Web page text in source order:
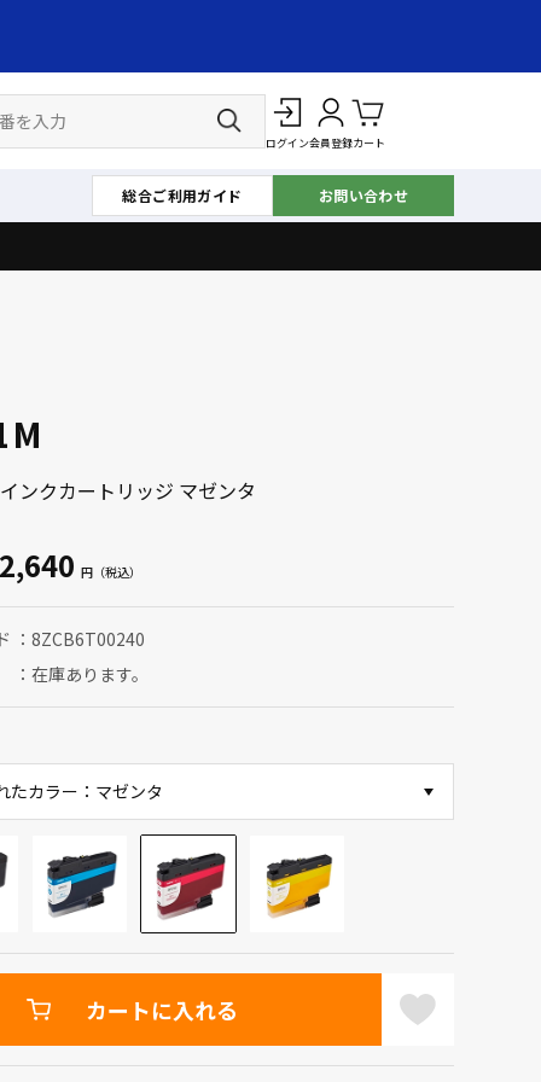
ログイン会員登録カート
総合ご利用ガイド お問い合わせ
ンクカートリッジ マゼンタ
2,640
8ZCB6T00240
在庫あります。
たカラー：マゼンタ
カートに入れる